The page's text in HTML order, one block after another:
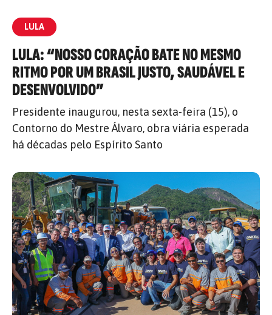
LULA
LULA: “NOSSO CORAÇÃO BATE NO MESMO
RITMO POR UM BRASIL JUSTO, SAUDÁVEL E
DESENVOLVIDO”
Presidente inaugurou, nesta sexta-feira (15), o
Contorno do Mestre Álvaro, obra viária esperada
há décadas pelo Espírito Santo